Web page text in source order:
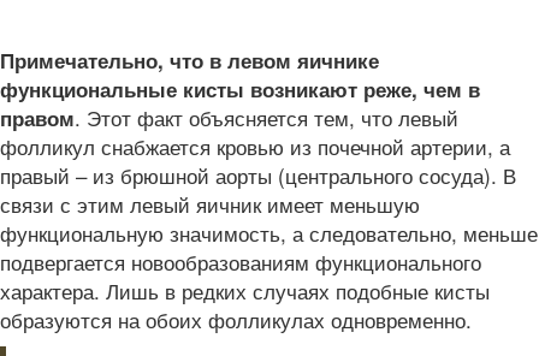
Примечательно, что в левом яичнике
функциональные кисты возникают реже, чем в
правом. Этот факт объясняется тем, что левый
фолликул снабжается кровью из почечной артерии, а
правый – из брюшной аорты (центрального сосуда). В
связи с этим левый яичник имеет меньшую
функциональную значимость, а следовательно, меньше
подвергается новообразованиям функционального
характера. Лишь в редких случаях подобные кисты
образуются на обоих фолликулах одновременно.